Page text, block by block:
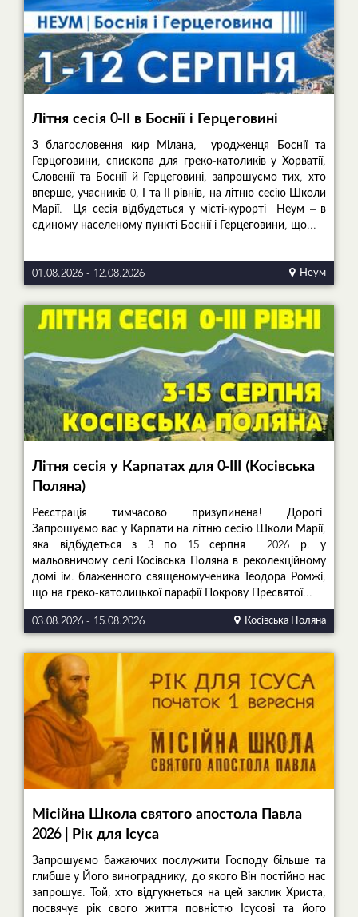
Літня сесія 0-ІІ в Боснії і Герцеговині
З благословення кир Мілана, уродженця Боснії та
Герцоговини, єпископа для греко-католиків у Хорватії,
Словенії та Боснії й Герцеговині, запрошуємо тих, хто
вперше, учасників 0, І та ІІ рівнів, на літню сесію Школи
Марії. Ця сесія відбудеться у місті-курорті Неум – в
єдиному населеному пункті Боснії і Герцеговини, що...
01.08.2026 - 12.08.2026 Неум
Літня сесія у Карпатах для 0-ІІІ (Косівська
Поляна)
Реєстрація тимчасово призупинена! Дорогі!
Запрошуємо вас у Карпати на літню сесію Школи Марії,
яка відбудеться з 3 по 15 серпня 2026 р. у
мальовничому селі Косівська Поляна в реколекційному
домі ім. блаженного священомученика Теодора Ромжі,
що на греко-католицької парафії Покрову Пресвятої...
03.08.2026 - 15.08.2026 Косівська Поляна
Місійна Школа святого апостола Павла
2026 | Рік для Ісуса
Запрошуємо бажаючих послужити Господу більше та
глибше у Його винограднику, до якого Він постійно нас
запрошує. Той, хто відгукнеться на цей заклик Христа,
посвячує рік свого життя повністю Ісусові та його